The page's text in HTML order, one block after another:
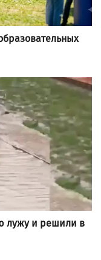
лужу и решили в